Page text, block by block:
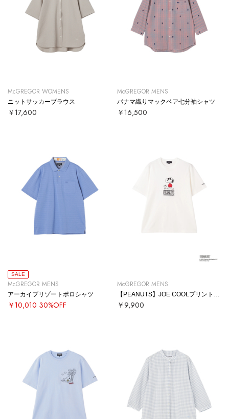
McGREGOR WOMENS
ニットサッカーブラウス
￥17,600
McGREGOR MENS
パナマ織りマックベア七分袖シャツ
￥16,500
SALE
McGREGOR MENS
アーカイブリゾートポロシャツ
￥10,010 30%OFF
McGREGOR MENS
￥9,900